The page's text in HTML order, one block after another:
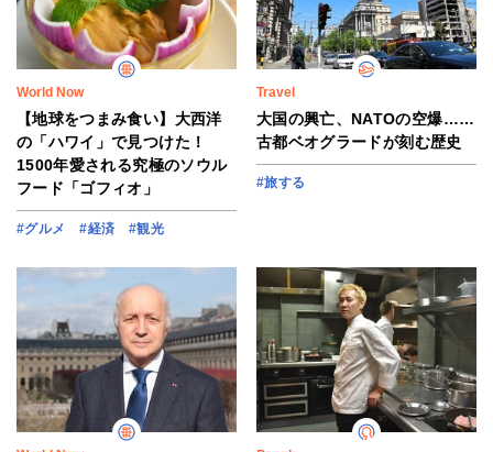
World Now
【地球をつまみ食い】大西洋
の「ハワイ」で見つけた！
1500年愛される究極のソウル
フード「ゴフィオ」
#グルメ #経済 #観光
Travel
大国の興亡、NATOの空爆……
古都ベオグラードが刻む歴史
#旅する